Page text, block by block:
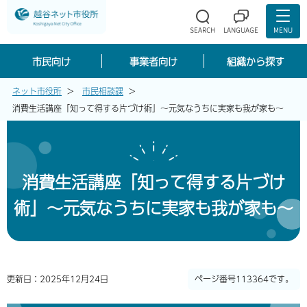
市民向け 事業者向け 組織から探す
ネット市役所
市民相談課
消費生活講座「知って得する片づけ術」～元気なうちに実家も我が家も～
消費生活講座「知って得する片づけ
術」～元気なうちに実家も我が家も～
更新日：2025年12月24日 ページ番号113364です。